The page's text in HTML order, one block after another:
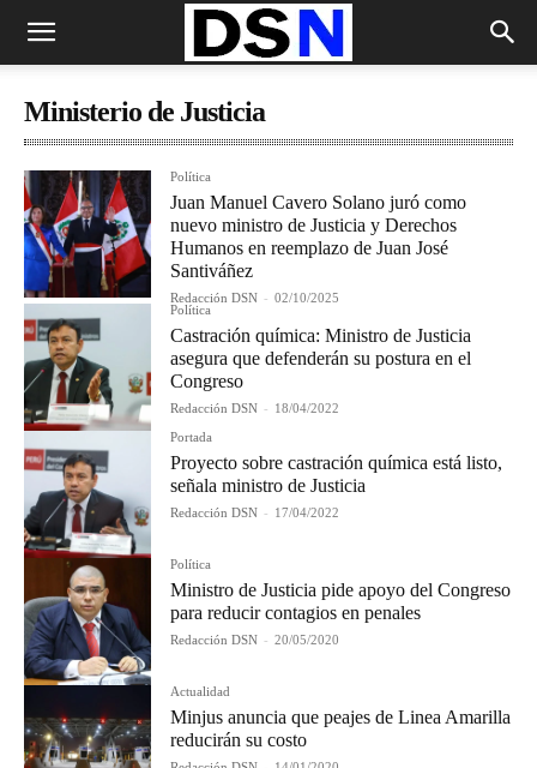
Ministerio de Justicia
Política
Juan Manuel Cavero Solano juró como
nuevo ministro de Justicia y Derechos
Humanos en reemplazo de Juan José
Santiváñez
Redacción DSN - 02/10/2025
Política
Castración química: Ministro de Justicia
asegura que defenderán su postura en el
Congreso
Redacción DSN - 18/04/2022
Portada
Proyecto sobre castración química está listo,
señala ministro de Justicia
Redacción DSN - 17/04/2022
Política
Ministro de Justicia pide apoyo del Congreso
para reducir contagios en penales
Redacción DSN - 20/05/2020
Actualidad
Minjus anuncia que peajes de Linea Amarilla
reducirán su costo